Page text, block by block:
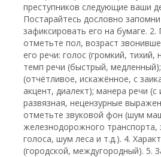
преступников следующие ваши
Постарайтесь дословно
зафиксировать его на бумаге. 2.
отметьте пол, возраст
его речи: голос (громкий, тихий,
темп речи (быстрый,
(отчётливое, искажённое, с
акцент, диалект); манера речи (с
развязная, нецензурные
отметьте звуковой фон (шум
железнодорожного транспорта,
голоса, шум леса и т.д.). 4.
(городской, междугородный). 5.